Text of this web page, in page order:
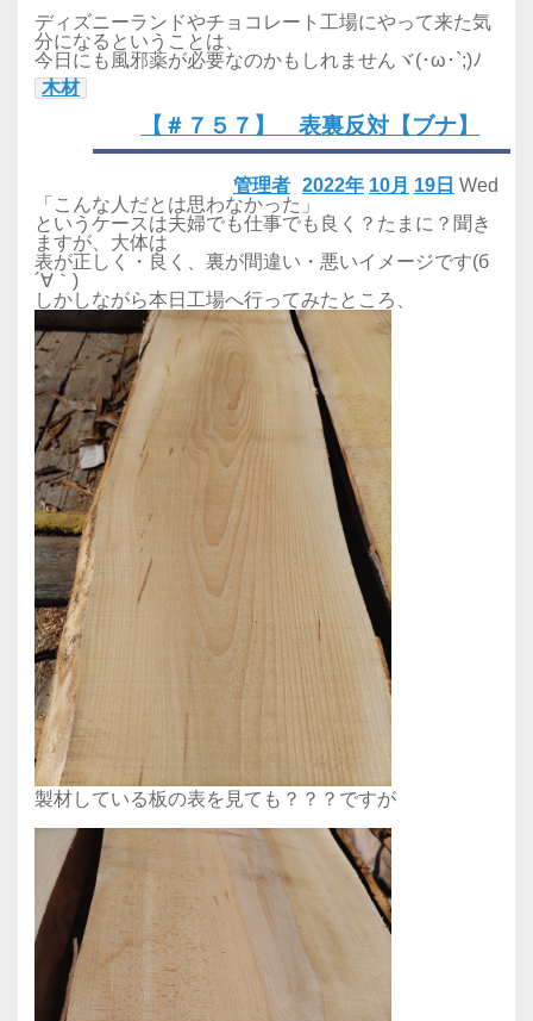
ディズニーランドやチョコレート工場にやって来た気
分になるということは、
今日にも風邪薬が必要なのかもしれませんヾ(･ω･`;)ﾉ
木材
【＃７５７】 表裏反対【ブナ】
2022年 10月 19日 Wed
管理者
「こんな人だとは思わなかった」
というケースは夫婦でも仕事でも良く？たまに？聞き
ますが、大体は
表が正しく・良く、裏が間違い・悪いイメージです(б
´∀｀)
しかしながら本日工場へ行ってみたところ、
製材している板の表を見ても？？？ですが